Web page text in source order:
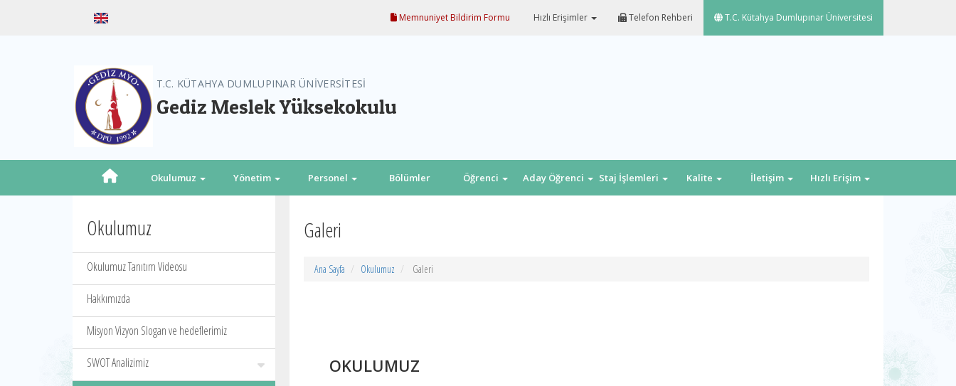
Memnuniyet Bildirim Formu Hızlı Erişimler Telefon Rehberi T.C. Kütahya Dumlupınar Üniversitesi
T.C. KÜTAHYA DUMLUPINAR ÜNİVERSİTESİ
Gediz Meslek Yüksekokulu
Okulumuz Yönetim Personel Bölümler Öğrenci Aday Öğrenci Staj İşlemleri Kalite İletişim Hızlı Erişim
Okulumuz
Okulumuz Tanıtım Videosu
Hakkımızda
Misyon Vizyon Slogan ve hedeflerimiz
SWOT Analizimiz
Galeri
Ana Sayfa Okulumuz Galeri
OKULUMUZ